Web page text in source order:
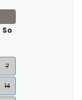
So
7
14